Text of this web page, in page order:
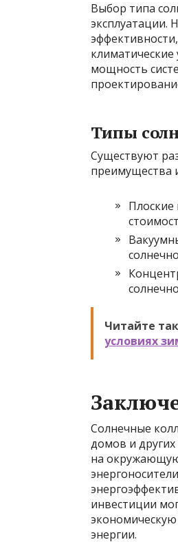
Выбор типа
эксплуатации.
мощность
Типы
Существуют
преимущества
Читайте
условиях
Солнечные
домов и других
на
инвестиции
энергии.